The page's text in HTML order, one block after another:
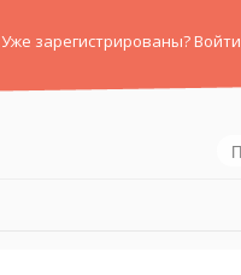
Уже зарегистрированы? Войти